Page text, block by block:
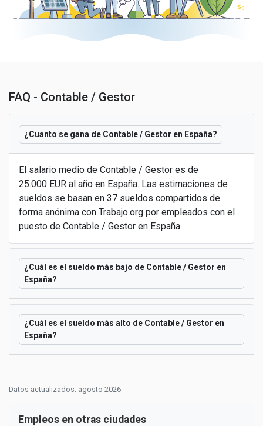
FAQ - Contable / Gestor
¿Cuanto se gana de Contable / Gestor en España?
El salario medio de Contable / Gestor es de
25.000 EUR al año en España. Las estimaciones de
sueldos se basan en 37 sueldos compartidos de
forma anónima con Trabajo.org por empleados con el
puesto de Contable / Gestor en España.
¿Cuál es el sueldo más bajo de Contable / Gestor en
España?
¿Cuál es el sueldo más alto de Contable / Gestor en
España?
Datos actualizados: agosto 2026
Empleos en otras ciudades